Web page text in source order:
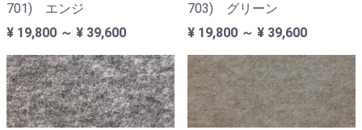
701) エンジ
¥ 19,800 ～ ¥ 39,600
703) グリーン
¥ 19,800 ～ ¥ 39,600